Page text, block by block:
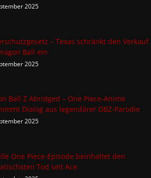
2025
– Texas schränkt den Verkauf
Ball ein
2025
Ball Z Abridged – One Piece-Anime
Dialog aus legendärer DBZ-Parodie
2025
One Piece-Episode beinhaltet den
Tod seit Ace